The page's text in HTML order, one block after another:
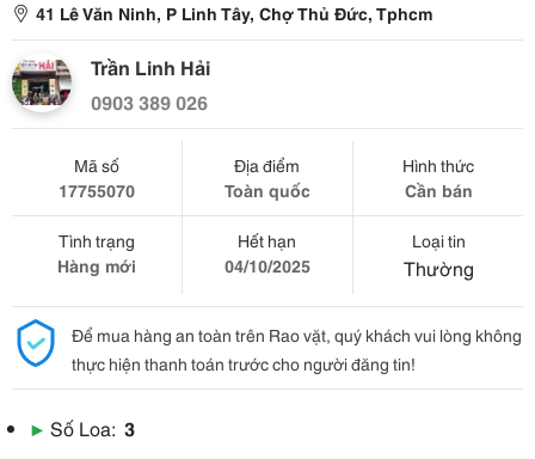
41 Lê Văn Ninh, P Linh Tây, Chợ Thủ Đức, Tphcm
Trần Linh Hải
0903 389 026
Mã số
17755070
Địa điểm
Toàn quốc
Hình thức
Cần bán
Tình trạng
Hàng mới
Hết hạn
04/10/2025
Loại tin
Thường
Để mua hàng an toàn trên Rao vặt, quý khách vui lòng không
thực hiện thanh toán trước cho người đăng tin!
▶ Số Loa: 3